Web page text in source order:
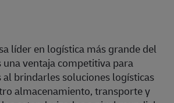
líder en logística más grande del
ventaja competitiva para
brindarles soluciones logísticas
almacenamiento, transporte y